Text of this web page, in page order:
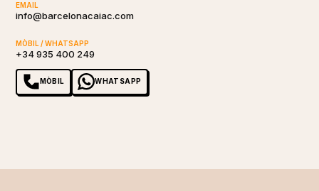
EMAIL
info@barcelonacaiac.com
MÒBIL / WHATSAPP
+34 935 400 249
MÒBIL WHATSAPP